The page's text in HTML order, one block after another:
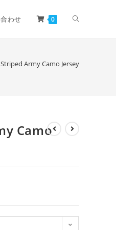
わせ 0
Army Camo Jersey
Camo